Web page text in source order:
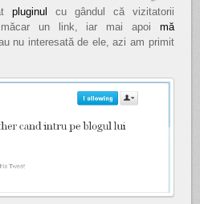
pluginul
cu gândul că vizitatorii
măcar un link, iar mai apoi mă
nu interesată de ele, azi am primit